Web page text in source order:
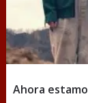
Ahora